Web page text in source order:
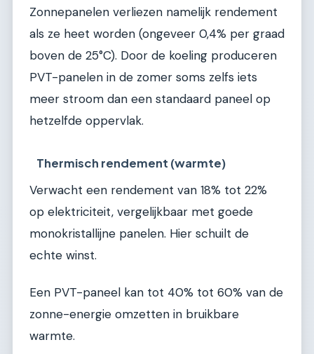
Zonnepanelen verliezen namelijk rendement
als ze heet worden (ongeveer 0,4% per graad
boven de 25°C). Door de koeling produceren
PVT-panelen in de zomer soms zelfs iets
meer stroom dan een standaard paneel op
hetzelfde oppervlak.
Thermisch rendement (warmte)
Verwacht een rendement van 18% tot 22%
op elektriciteit, vergelijkbaar met goede
monokristallijne panelen. Hier schuilt de
echte winst.
Een PVT-paneel kan tot 40% tot 60% van de
zonne-energie omzetten in bruikbare
warmte.